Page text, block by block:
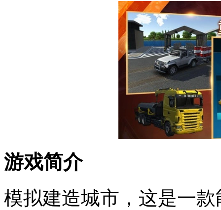
游戏简介
模拟建造城市，这是一